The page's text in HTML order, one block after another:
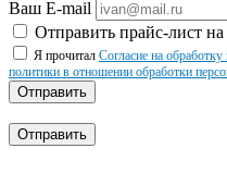
Ваш E-mail
Отправить прайс-лист
Я прочитал Согласие на
политики в отношении обработки
Отправить
Отправить